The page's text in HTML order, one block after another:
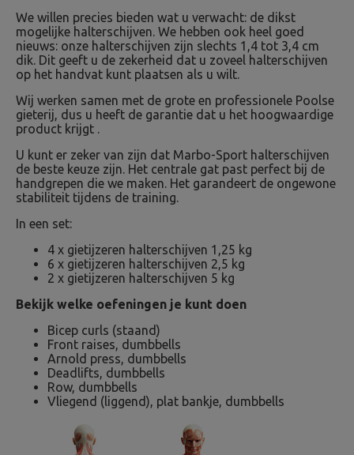
We willen precies bieden wat u verwacht: de dikst
mogelijke halterschijven. We hebben ook heel goed
nieuws: onze halterschijven zijn slechts 1,4 tot 3,4 cm
dik. Dit geeft u de zekerheid dat u zoveel halterschijven
op het handvat kunt plaatsen als u wilt.
Wij werken samen met de grote en professionele Poolse
gieterij, dus u heeft de garantie dat u het hoogwaardige
product krijgt .
U kunt er zeker van zijn dat Marbo-Sport halterschijven
de beste keuze zijn. Het centrale gat past perfect bij de
handgrepen die we maken. Het garandeert de ongewone
stabiliteit tijdens de training.
In een set:
4 x gietijzeren halterschijven 1,25 kg
6 x gietijzeren halterschijven 2,5 kg
2 x gietijzeren halterschijven 5 kg
Bekijk welke oefeningen je kunt doen
Bicep curls (staand)
Front raises, dumbbells
Arnold press, dumbbells
Deadlifts, dumbbells
Row, dumbbells
Vliegend (liggend), plat bankje, dumbbells